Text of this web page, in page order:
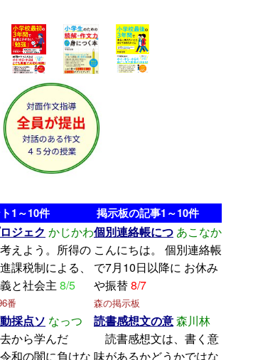
1～10件
ジェク かじかわ
えよう。所得の
課税制による、
と社会主 8/5
番
採点ソ なっつ
去から学んだ
闇に負けな
掲示板の記事1～10件
個別連絡帳につ あこなか
こんにちは。 個別連絡帳
で7月10日以降に お休み
や振替8/7
森の掲示板
読書感想文の意森川林
読書感想文は、書く意
味があるかどうかではな